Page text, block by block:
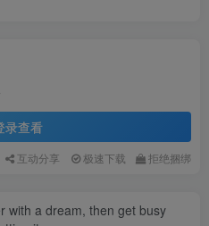
录查看
互动分享 极速下载 拒绝捆绑
with a dream, then get busy